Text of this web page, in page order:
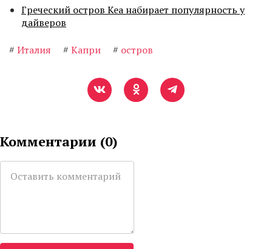
Греческий остров Кеа набирает популярность у
дайверов
# Италия # Капри # остров
Комментарии (0)